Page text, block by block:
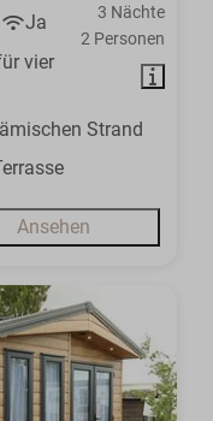
3 Nächte
2 Personen
Ja
vier
Strand
Ansehen